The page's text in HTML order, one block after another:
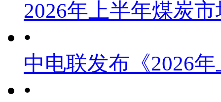
2026年上半年煤炭
•
中电联发布《2026
•